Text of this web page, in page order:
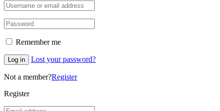
Remember me
Log in Lost your password?
Not a member?Register
Register